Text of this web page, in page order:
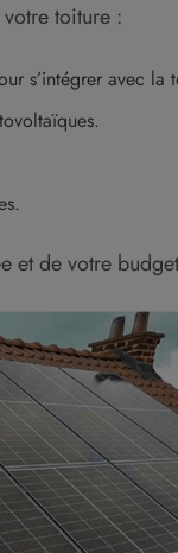
toiture :
s’intégrer avec la
et de votre